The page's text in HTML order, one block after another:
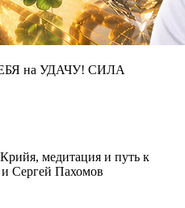
на УДАЧУ! СИЛА
медитация и путь к
Сергей Пахомов